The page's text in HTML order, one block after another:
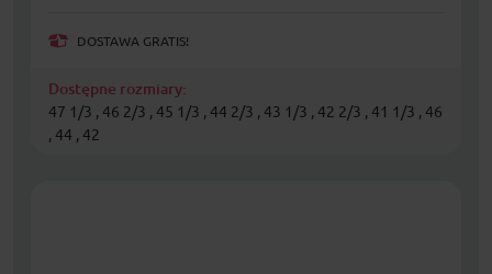
DOSTAWA GRATIS!
Dostępne rozmiary:
47 1/3 , 46 2/3 , 45 1/3 , 44 2/3 , 43 1/3 , 42 2/3 , 41 1/3 , 46
, 44 , 42